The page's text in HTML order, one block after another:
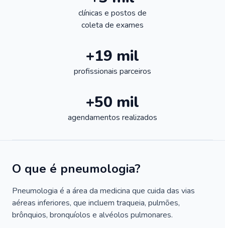
clínicas e postos de
coleta de exames
+19 mil
profissionais parceiros
+50 mil
agendamentos realizados
O que é pneumologia?
Pneumologia é a área da medicina que cuida das vias
aéreas inferiores, que incluem traqueia, pulmões,
brônquios, bronquíolos e alvéolos pulmonares.